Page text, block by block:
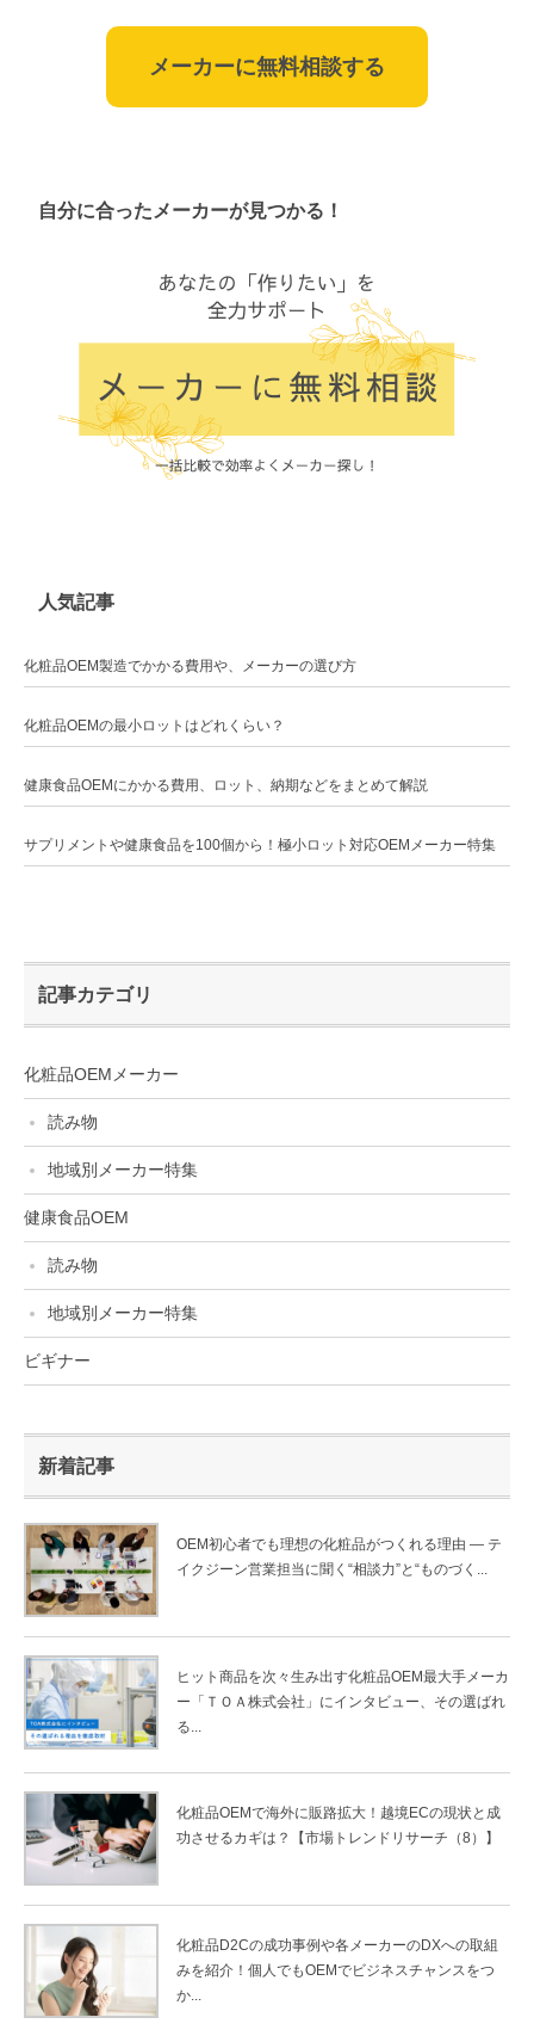
メーカーに無料相談する
自分に合ったメーカーが見つかる！
人気記事
化粧品OEM製造でかかる費用や、メーカーの選び方
化粧品OEMの最小ロットはどれくらい？
健康食品OEMにかかる費用、ロット、納期などをまとめて解説
サプリメントや健康食品を100個から！極小ロット対応OEMメーカー特集
記事カテゴリ
化粧品OEMメーカー
読み物
地域別メーカー特集
健康食品OEM
読み物
地域別メーカー特集
ビギナー
新着記事
OEM初心者でも理想の化粧品がつくれる理由 ― テ
イクジーン営業担当に聞く“相談力”と“ものづく...
ヒット商品を次々生み出す化粧品OEM最大手メーカ
ー「ＴＯＡ株式会社」にインタビュー、その選ばれ
る...
化粧品OEMで海外に販路拡大！越境ECの現状と成
功させるカギは？【市場トレンドリサーチ（8）】
化粧品D2Cの成功事例や各メーカーのDXへの取組
みを紹介！個人でもOEMでビジネスチャンスをつ
か...